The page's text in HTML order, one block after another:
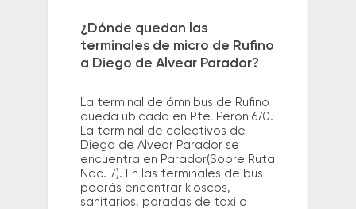
¿Dónde quedan las
terminales de micro de Rufino
a Diego de Alvear Parador?
La terminal de ómnibus de Rufino
queda ubicada en Pte. Peron 670.
La terminal de colectivos de
Diego de Alvear Parador se
encuentra en Parador(Sobre Ruta
Nac. 7). En las terminales de bus
podrás encontrar kioscos,
sanitarios, paradas de taxi o